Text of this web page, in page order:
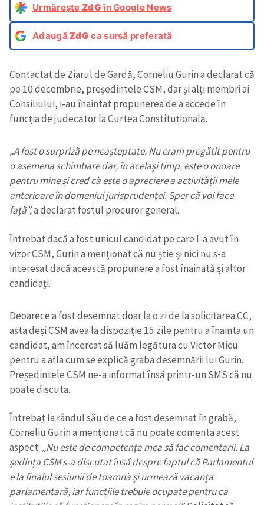
Urmărește ZdGîn Google News
AdaugăZdG ca sursă preferată
Contactat de Ziarul de Gardă, Corneliu Gurin a declarat că
pe 10 decembrie, președintele CSM, dar și alți membri ai
Consiliului, i-au înaintat propunerea de a accede în
funcția de judecător la Curtea Constituțională.
„A fost o surpriză pe neașteptate. Nu eram pregătit pentru
o asemena schimbare dar, în același timp, este o onoare
pentru mine și cred că este o apreciere a activității mele
anterioare în domeniul jurisprudenței. Sper că voi face
față”,a declarat fostul procuror general.
Întrebat dacă a fost unicul candidat pe care l-a avut în
vizor CSM, Gurin a menționat că nu știe și nici nu s-a
interesat dacă această propunere a fost înainată și altor
candidați.
Deoarece a fost desemnat doar la o zi de la solicitarea CC,
asta deși CSM avea la dispoziție 15 zile pentru a înainta un
candidat, am încercat să luăm legătura cu Victor Micu
pentru a afla cum se explică graba desemnării lui Gurin.
Președintele CSM ne-a informat însă printr-un SMS că nu
poate discuta.
Întrebat la rândul său de ce a fost desemnat în grabă,
Corneliu Gurin a menționat că nu poate comenta acest
aspect: „Nu este de competența mea să fac comentarii. La
ședința CSM s-a discutat însă despre faptul că Parlamentul
e la finalul sesiunii de toamnă și urmează vacanța
parlamentară, iar funcțiile trebuie ocupate pentru ca